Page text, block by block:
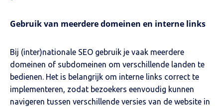
Gebruik van meerdere domeinen en interne links
Bij (inter)nationale SEO gebruik je vaak meerdere
domeinen of subdomeinen om verschillende landen te
bedienen. Het is belangrijk om interne links correct te
implementeren, zodat bezoekers eenvoudig kunnen
navigeren tussen verschillende versies van de website in